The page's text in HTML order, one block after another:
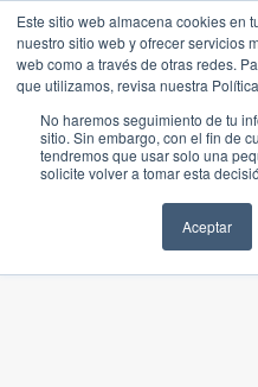
Este sitio web almacena cookies en
nuestro sitio web y ofrecer servicios
web como a través de otras redes.
que utilizamos, revisa nuestra
No haremos seguimiento de tu
sitio. Sin embargo, con el fin de
tendremos que usar solo una
solicite volver a tomar esta
Aceptar